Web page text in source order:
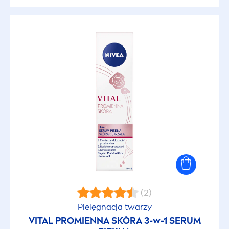
Odpowiedni do recyklingu
Opakowanie pochodzące z recyklingu
(2)
Pielęgnacja twarzy
VITALPROMIENNA SKÓRA 3-w-1 SERUM